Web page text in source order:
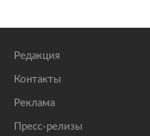
Редакция
Контакты
Реклама
Пресс-релизы